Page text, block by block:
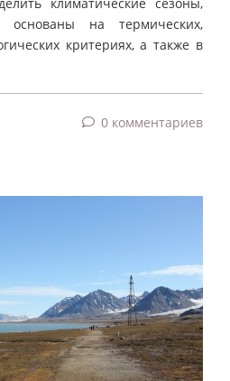
основаны на термических,
критериях, а также в
0 комментариев